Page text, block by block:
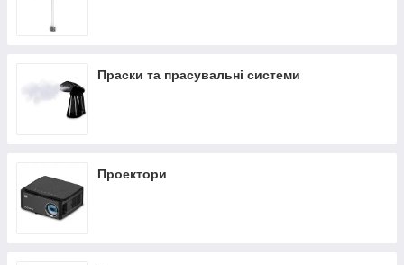
Праски та прасувальні системи
Проектори